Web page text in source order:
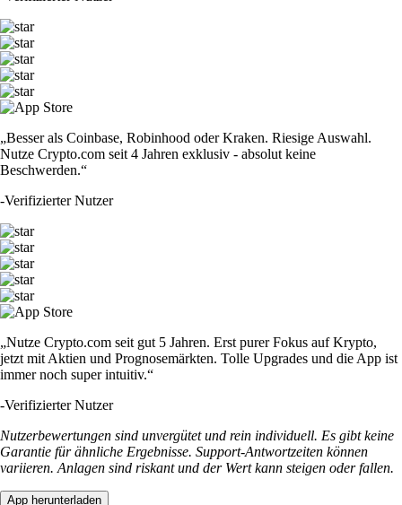
„Besser als Coinbase, Robinhood oder Kraken. Riesige Auswahl.
Nutze Crypto.com seit 4 Jahren exklusiv - absolut keine
Beschwerden.“
-Verifizierter Nutzer
„Nutze Crypto.com seit gut 5 Jahren. Erst purer Fokus auf Krypto,
jetzt mit Aktien und Prognosemärkten. Tolle Upgrades und die App ist
immer noch super intuitiv.“
-Verifizierter Nutzer
Nutzerbewertungen sind unvergütet und rein individuell. Es gibt keine
Garantie für ähnliche Ergebnisse. Support-Antwortzeiten können
variieren. Anlagen sind riskant und der Wert kann steigen oder fallen.
App herunterladen